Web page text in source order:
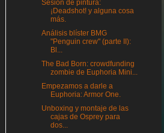
Sesión de pintura:
¡Deadshot! y alguna cosa
más.
Análisis blíster BMG
"Penguin crew" (parte II):
Bl...
The Bad Born: crowdfunding
zombie de Euphoria Mini...
Empezamos a darle a
Euphoria: Armor One.
Unboxing y montaje de las
cajas de Osprey para
dos...